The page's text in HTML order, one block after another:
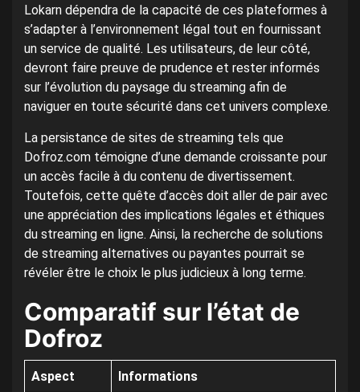
Lokarn dépendra de la capacité de ces plateformes à
s’adapter à l’environnement légal tout en fournissant
un service de qualité. Les utilisateurs, de leur côté,
devront faire preuve de prudence et rester informés
sur l’évolution du paysage du streaming afin de
naviguer en toute sécurité dans cet univers complexe.
La persistance de sites de streaming tels que
Dofroz.com témoigne d’une demande croissante pour
un accès facile à du contenu de divertissement.
Toutefois, cette quête d’accès doit aller de pair avec
une appréciation des implications légales et éthiques
du streaming en ligne. Ainsi, la recherche de solutions
de streaming alternatives ou payantes pourrait se
révéler être le choix le plus judicieux à long terme.
Comparatif sur l’état de
Dofroz
Aspect Informations